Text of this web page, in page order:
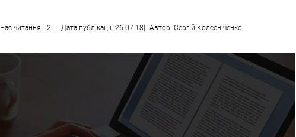
Час читання: 2 Дата публікації: 26.07.18 Автор: Сергій Колесніченко